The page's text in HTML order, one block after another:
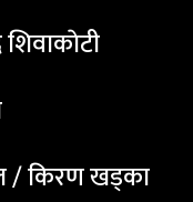
/ किरण खड्का